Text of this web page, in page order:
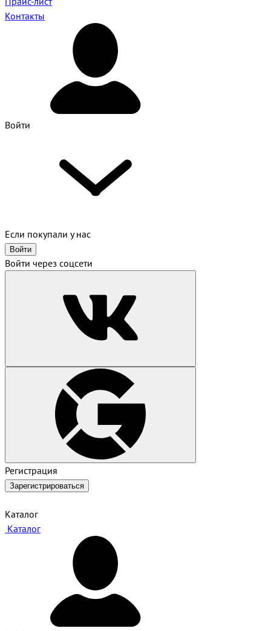
Контакты
Войти
Если покупали у нас
Войти
Войти через соцсети
Регистрация
Зарегистрироваться
Каталог
Каталог